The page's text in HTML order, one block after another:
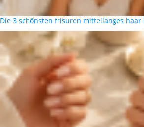
Die 3 schönsten frisuren mittellanges haar